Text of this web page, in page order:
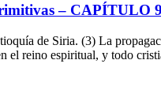
– CAPÍTULO
de Siria. (3) La
el reino espiritual, y todo